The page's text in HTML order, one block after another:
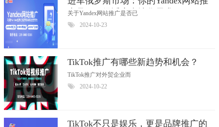
广是否已经适应本地化需求？
关于Yandex网站推广是否已
2024-10-23
TikTok推广有哪些新趋势和机会？
TikTok推广对外贸企业而
2024-10-22
TikTok不只是娱乐，更是品牌推广的